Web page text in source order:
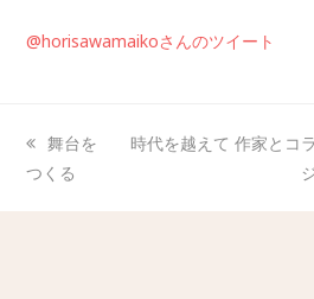
@horisawamaikoさんのツイート
舞台を
つくる
時代を越えて 作家とコ